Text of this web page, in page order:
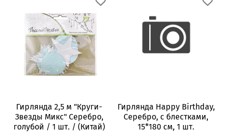
Гирлянда 2,5 м "Круги-
Звезды Микс" Серебро,
голубой / 1 шт. / (Китай)
Гирлянда Happy Birthday,
Серебро, с блестками,
15*180 см, 1 шт.